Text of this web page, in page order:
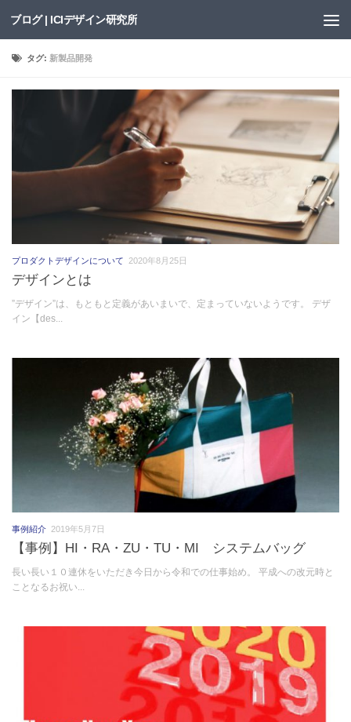
Skip to content
ブログ | ICIデザイン研究所
タグ: 新製品開発
プロダクトデザインについて 2020年8月25日
デザインとは
”デザイン”は、もともと定義があいまいで、定まっていないようです。 デザ
イン【des...
事例紹介 2019年5月7日
【事例】HI・RA・ZU・TU・MI システムバッグ
長い長い１０連休をいただき今日から令和での仕事始め。 平成への改元時と
ことなるお祝い...